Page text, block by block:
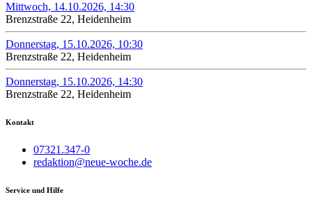
Mittwoch, 14.10.2026, 14:30
Brenzstraße 22, Heidenheim
Donnerstag, 15.10.2026, 10:30
Brenzstraße 22, Heidenheim
Donnerstag, 15.10.2026, 14:30
Brenzstraße 22, Heidenheim
Kontakt
07321.347-0
redaktion@neue-woche.de
Service und Hilfe